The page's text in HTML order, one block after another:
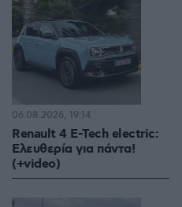
Renault 4 E-Tech electric:
Ελευθερία για πάντα!
(+video)
06.08.2026, 19:14